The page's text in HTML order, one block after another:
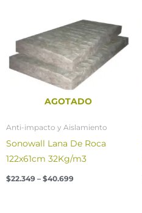
AGOTADO
Anti-impacto y Aislamiento
Sonowall Lana De Roca
122x61cm 32Kg/m3
$22.349 – $40.699
through
$40.699